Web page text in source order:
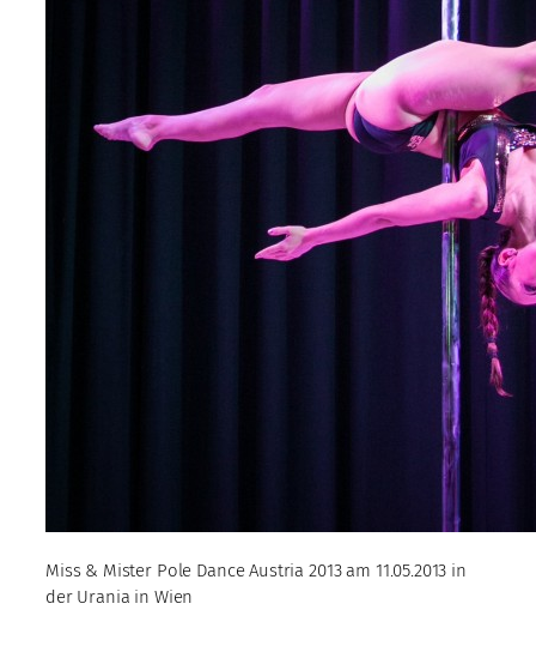
Miss & Mister Pole Dance Austria 2013 am 11.05.2013 in
der Urania in Wien